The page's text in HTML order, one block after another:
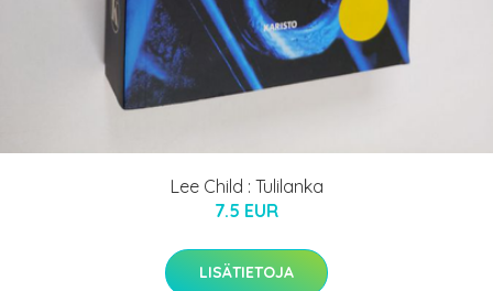
Lee Child : Tulilanka
7.5 EUR
LISÄTIETOJA